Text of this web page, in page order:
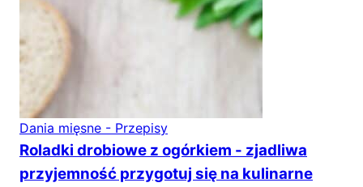
Dania mięsne - Przepisy
Roladki drobiowe z ogórkiem - zjadliwa
przyjemność przygotuj się na kulinarne